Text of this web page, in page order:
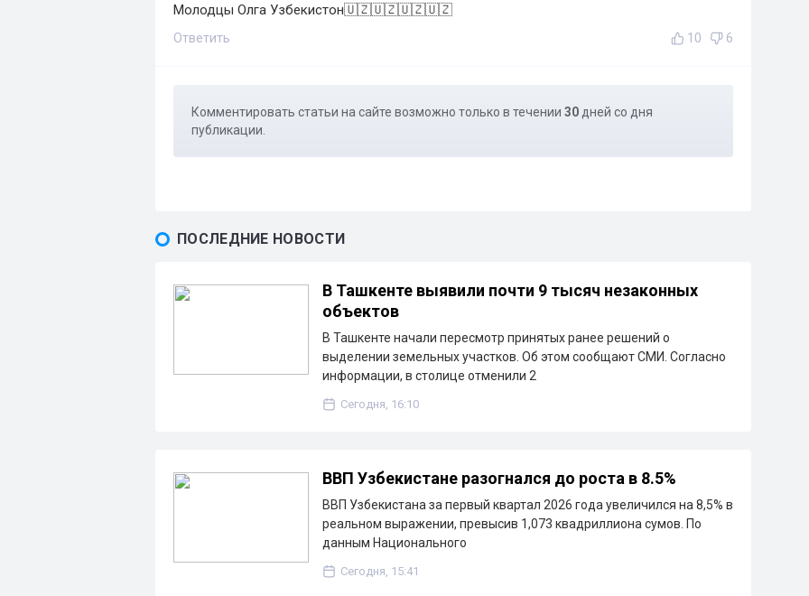
Молодцы Олга Узбекистон🇺🇿🇺🇿🇺🇿🇺🇿
Ответить 10 6
Комментировать статьи на сайте возможно только в течении 30 дней со дня
публикации.
ПОСЛЕДНИЕ НОВОСТИ
В Ташкенте выявили почти 9 тысяч незаконных
объектов
В Ташкенте начали пересмотр принятых ранее решений о
выделении земельных участков. Об этом сообщают СМИ. Согласно
информации, в столице отменили 2
Сегодня, 16:10
ВВП Узбекистане разогнался до роста в 8.5%
ВВП Узбекистана за первый квартал 2026 года увеличился на 8,5% в
реальном выражении, превысив 1,073 квадриллиона сумов. По
данным Национального
Сегодня, 15:41